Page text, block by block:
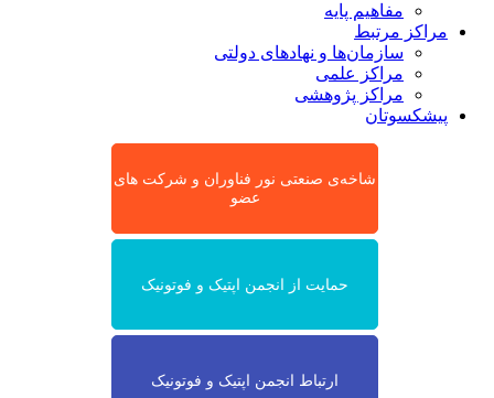
مفاهیم پایه
مراکز مرتبط
سازمان‌ها و نهادهای دولتی
مراکز علمی
مراکز پژوهشی
پیشکسوتان
شاخه‌ی صنعتی نور فناوران و شرکت های
عضو
حمایت از انجمن اپتیک و فوتونیک
ارتباط انجمن اپتیک و فوتونیک